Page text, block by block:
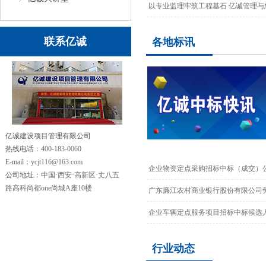
联系亿诚
亿诚建设项目管理有限公司
热线电话： 400-183-0060
E-mail： ycjt116@163.com
公司地址： 中国·西安·高新区·丈八五
路高科尚都one尚城A座10楼
以专业监理牢筑工程基石 亿诚管理与
各地标讯
企业物资定点采购招标中标（成交）
广东廉江农村商业银行股份有限公司
企业车辆定点服务项目招标中标候选
行业动态